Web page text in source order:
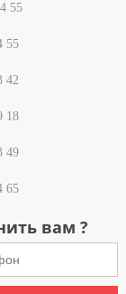
55
55
42
18
49
65
вам ?